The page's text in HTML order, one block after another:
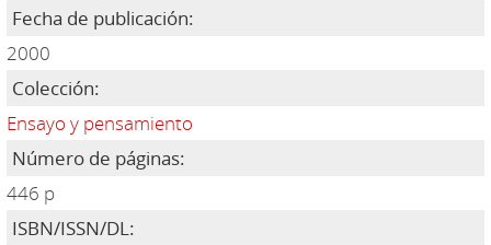
Fecha de publicación:
2000
Colección:
Ensayo y pensamiento
Número de páginas:
446 p
ISBN/ISSN/DL: